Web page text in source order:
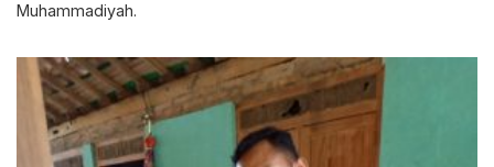
Muhammadiyah.